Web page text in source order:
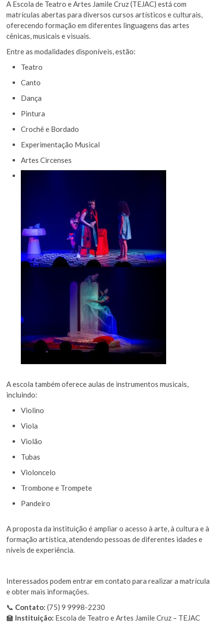
A Escola de Teatro e Artes Jamile Cruz (TEJAC) está com
matrículas abertas para diversos cursos artísticos e culturais,
oferecendo formação em diferentes linguagens das artes
cênicas, musicais e visuais.
Entre as modalidades disponíveis, estão:
Teatro
Canto
Dança
Pintura
Crochê e Bordado
Experimentação Musical
Artes Circenses
A escola também oferece aulas de instrumentos musicais,
incluindo:
Violino
Viola
Violão
Tubas
Violoncelo
Trombone e Trompete
Pandeiro
A proposta da instituição é ampliar o acesso à arte, à cultura e à
formação artística, atendendo pessoas de diferentes idades e
níveis de experiência.
Interessados podem entrar em contato para realizar a matrícula
e obter mais informações.
📞 Contato: (75) 9 9998-2230
🏫 Instituição: Escola de Teatro e Artes Jamile Cruz – TEJAC